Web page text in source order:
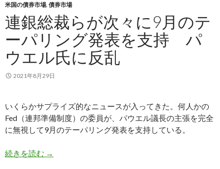
キ
ッ
プ
米国の債券市場, 債券市場
連銀総裁らが次々に9月のテ
ーパリング発表を支持 パ
ウエル氏に反乱
2021年8月29日
いくらかサプライズ的なニュースが入ってきた。何人かの
Fed（連邦準備制度）の委員が、パウエル議長の主張を完全
に無視して9月のテーパリング発表を支持している。
続きを読む 連銀総裁らが次々に9月のテーパリング発表を
→